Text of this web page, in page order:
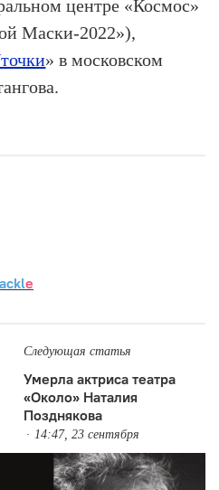
центре «Космос»
Маски-2022»),
» в московском
e
Следующая статья
Умерла актриса театра
«Около» Наталия
Позднякова
14:47, 23 сентября